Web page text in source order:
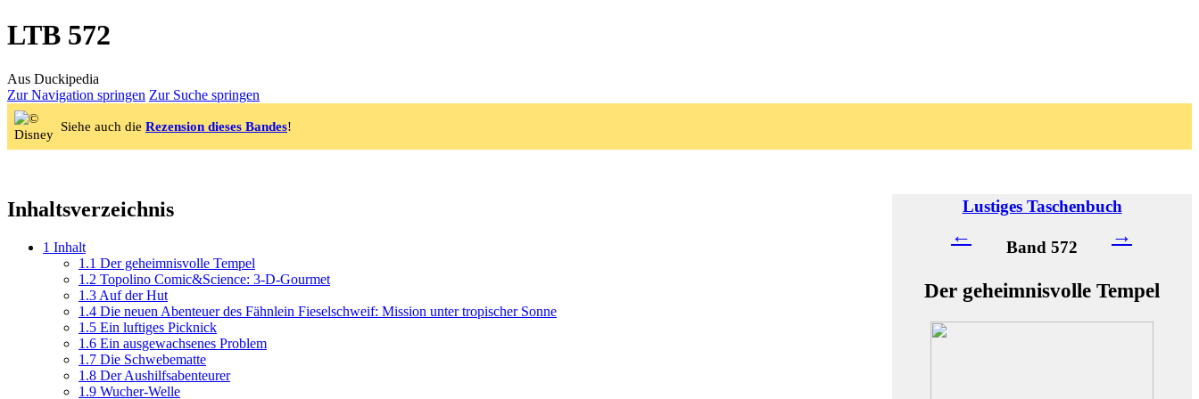
LTB 572
Aus Duckipedia
Zur Navigation springen Zur Suche springen
Siehe auch die Rezension dieses Bandes!
Lustiges Taschenbuch
←
Band 572
→
Der geheimnisvolle Tempel
Inhaltsverzeichnis
1 Inhalt
1.1 Der geheimnisvolle Tempel
1.2 Topolino Comic&Science: 3-D-Gourmet
1.3 Auf der Hut
1.4 Die neuen Abenteuer des Fähnlein Fieselschweif: Mission unter tropischer Sonne
1.5 Ein luftiges Picknick
1.6 Ein ausgewachsenes Problem
1.7 Die Schwebematte
1.8 Der Aushilfsabenteurer
1.9 Wucher-Welle